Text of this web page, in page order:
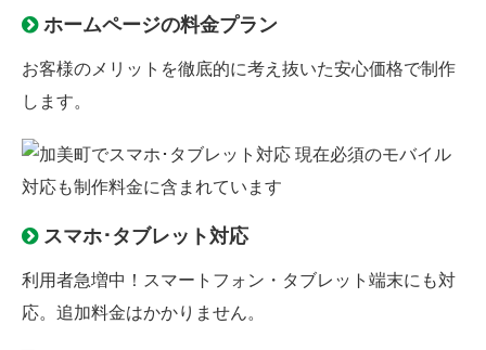
ホームページの料金プラン
お客様のメリットを徹底的に考え抜いた安心価格で制作
します。
スマホ･タブレット対応
利用者急増中！スマートフォン・タブレット端末にも対
応。追加料金はかかりません。